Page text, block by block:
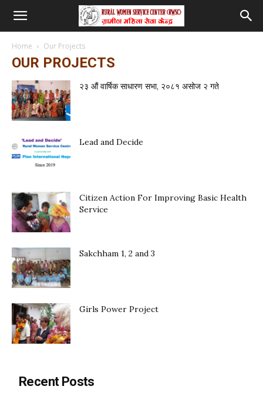
Home Our Projects
OUR PROJECTS
२३ औं वार्षिक साधारण सभा, २०८१ असोज २ गते
Lead and Decide
Citizen Action For Improving Basic Health
Service
Sakchham 1, 2 and 3
Girls Power Project
Recent Posts